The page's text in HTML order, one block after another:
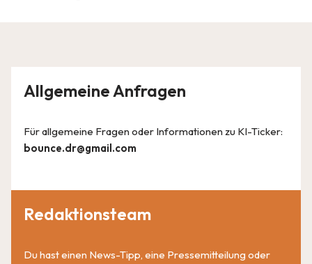
Allgemeine Anfragen
Für allgemeine Fragen oder Informationen zu KI-Ticker:
bounce.dr@gmail.com
Redaktionsteam
Du hast einen News-Tipp, eine Pressemitteilung oder